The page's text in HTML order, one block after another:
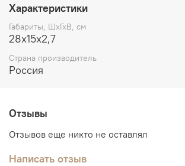
Характеристики
Габариты, ШхГхВ, см
28х15х2,7
Страна производитель
Россия
Отзывы
Отзывов еще никто не оставлял
Написать отзыв